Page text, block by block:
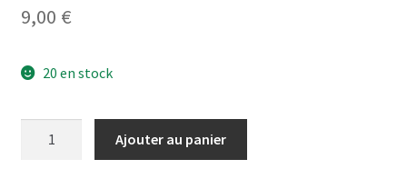
9,00 €
20 en stock
Ajouter au panier